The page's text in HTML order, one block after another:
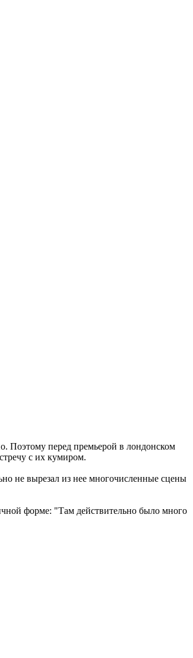
Поэтому перед премьерой в лондонском
с их кумиром.
не вырезал из нее многочисленные сцены
форме: "Там действительно было много